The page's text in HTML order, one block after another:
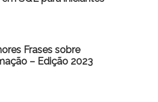
Frases sobre
– Edição 2023